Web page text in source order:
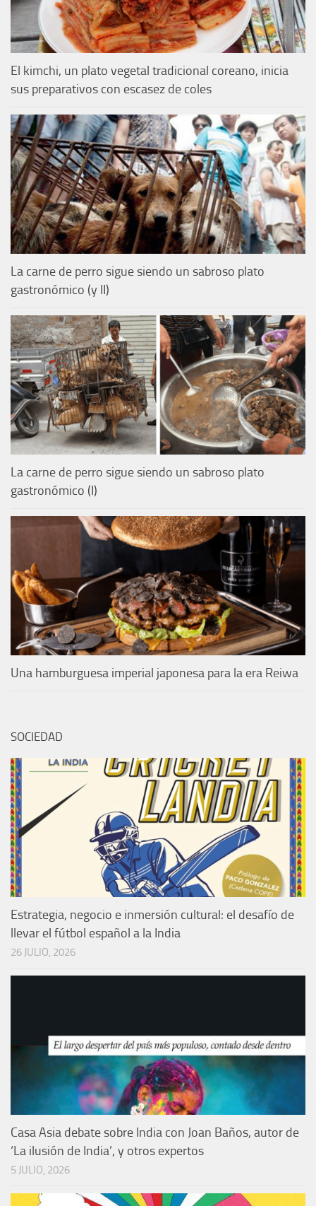
El kimchi, un plato vegetal tradicional coreano, inicia
sus preparativos con escasez de coles
La carne de perro sigue siendo un sabroso plato
gastronómico (y II)
La carne de perro sigue siendo un sabroso plato
gastronómico (I)
Una hamburguesa imperial japonesa para la era Reiwa
SOCIEDAD
Estrategia, negocio e inmersión cultural: el desafío de
llevar el fútbol español a la India
26 JULIO, 2026
Casa Asia debate sobre India con Joan Baños, autor de
‘La ilusión de India’, y otros expertos
5 JULIO, 2026